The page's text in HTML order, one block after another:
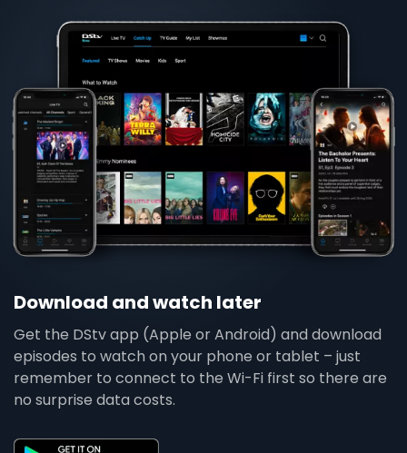
Download and watch later
Get the DStv app (Apple or Android) and download
episodes to watch on your phone or tablet – just
remember to connect to the Wi-Fi first so there are
no surprise data costs.